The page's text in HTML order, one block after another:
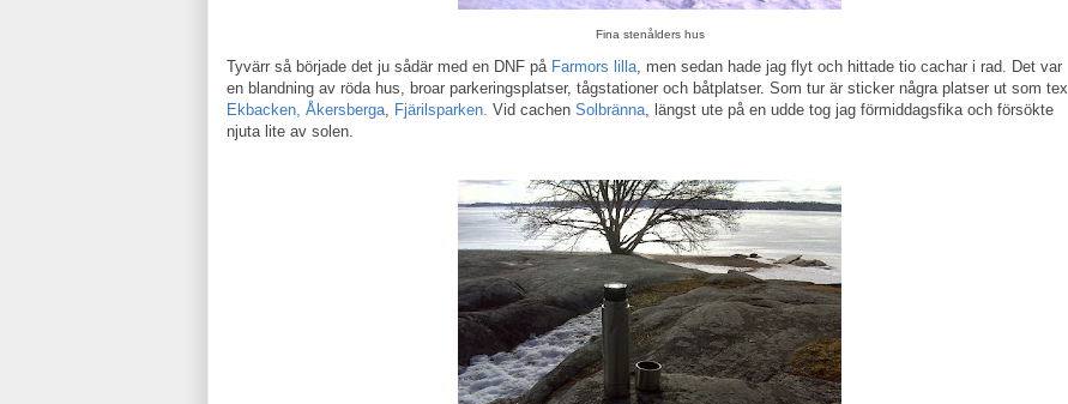
Fina stenålders hus
Tyvärr så började det ju sådär med en DNF på Farmors lilla , men sedan hade jag flyt och hittade tio cachar i rad. Det var
en blandning av röda hus, broar parkeringsplatser, tågstationer och båtplatser. Som tur är sticker några platser ut som tex
Ekbacken, Åkersberga
Fjärilsparken. Vid cachen Solbränna , längst ute på en udde tog jag förmiddagsfika och försökte
njuta lite av solen.